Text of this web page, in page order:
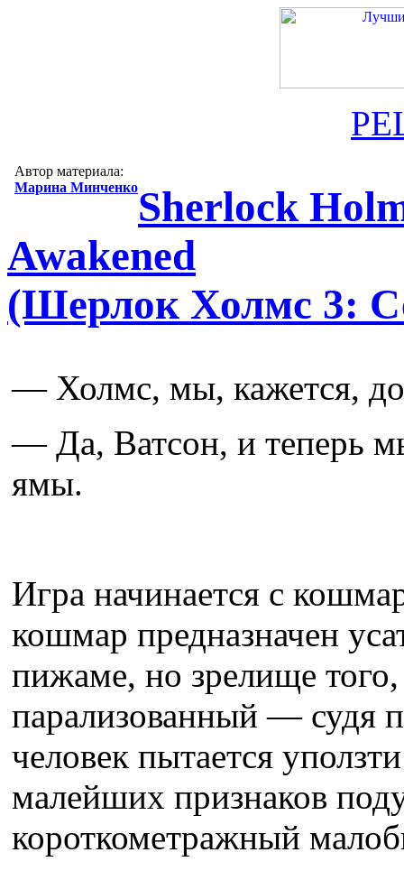
Автор материала:
Марина МинченкоSherlock
Awakened
(Шерлок Холмс 3:
— Холмс, мы, кажется,
— Да, Ватсон, и теперь
ямы.
Игра начинается с
кошмар предназначен
пижаме, но зрелище того,
парализованный —
человек пытается
малейших признаков
короткометражный